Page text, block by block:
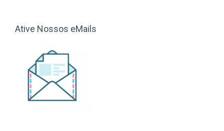
Ative Nossos eMails